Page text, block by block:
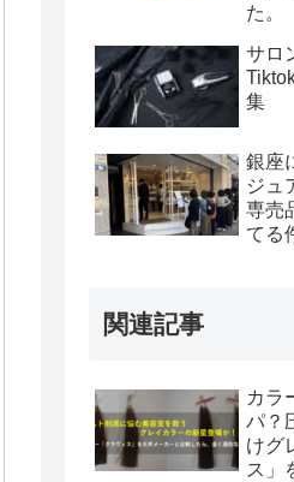
た。
サロ
集
銀座
ジュ
専売
てる
関連記事
カラ
パ？
けグ
ス」